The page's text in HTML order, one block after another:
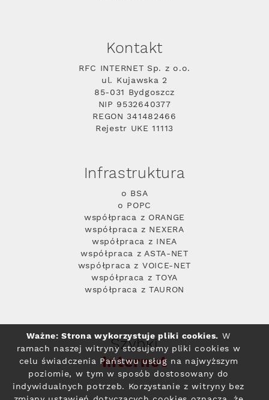
Kontakt
RFC INTERNET Sp. z o.o.
ul. Kujawska 2
85-031 Bydgoszcz
NIP 9532640377
REGON 341482466
Rejestr UKE 11113
Infrastruktura
o BSA
o POPC
współpraca z ORANGE
współpraca z NEXERA
współpraca z INEA
współpraca z ASTA-NET
współpraca z VOICE-NET
współpraca z TOYA
współpraca z TAURON
Szybki
Internet
Ważne: Strona wykorzystuje pliki cookies. W
ramach naszej witryny stosujemy pliki cookies w
celu świadczenia Państwu usług na najwyższym
poziomie, w tym w sposób dostosowany do
indywidualnych potrzeb. Korzystanie z witryny bez